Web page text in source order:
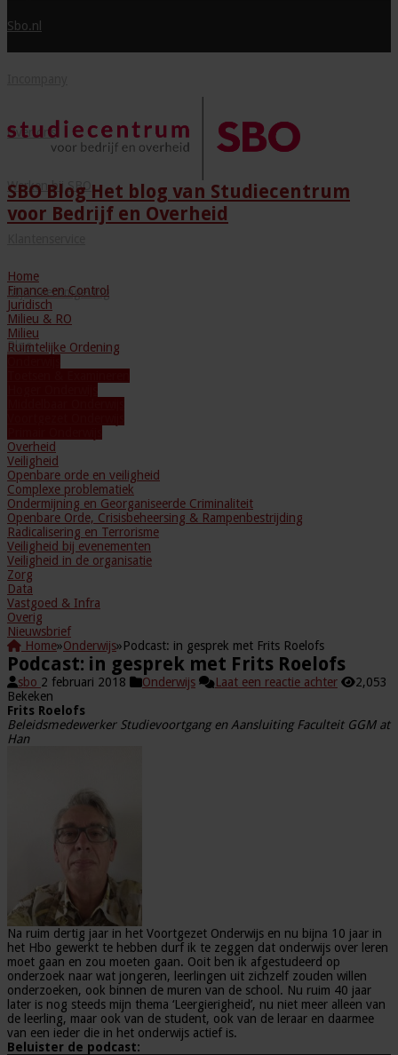
Sbo.nl
Over ons
Werken bij SBO
Mijn Leeromgeving
Blog
SBO Blog Het blog van Studiecentrum
voor Bedrijf en Overheid
Home
Finance en Control
Juridisch
Milieu & RO
Milieu
Ruimtelijke Ordening
Overheid
Veiligheid
Openbare orde en veiligheid
Complexe problematiek
Ondermijning en Georganiseerde Criminaliteit
Openbare Orde, Crisisbeheersing & Rampenbestrijding
Radicalisering en Terrorisme
Veiligheid bij evenementen
Veiligheid in de organisatie
Zorg
Data
Vastgoed & Infra
Overig
Nieuwsbrief
Home»Onderwijs»Podcast: in gesprek met Frits Roelofs
Podcast: in gesprek met Frits Roelofs
sbo 2 februari 2018 Onderwijs Laat een reactie achter
2,053
Bekeken
Frits Roelofs
Beleidsmedewerker Studievoortgang en Aansluiting Faculteit GGM at
Han
Na ruim dertig jaar in het Voortgezet Onderwijs en nu bijna 10 jaar in
het Hbo gewerkt te hebben durf ik te zeggen dat onderwijs over leren
moet gaan en zou moeten gaan. Ooit ben ik afgestudeerd op
onderzoek naar wat jongeren, leerlingen uit zichzelf zouden willen
onderzoeken, ook binnen de muren van de school. Nu ruim 40 jaar
later is nog steeds mijn thema ‘Leergierigheid’, nu niet meer alleen van
de leerling, maar ook van de student, ook van de leraar en daarmee
van een ieder die in het onderwijs actief is.
Beluister de podcast: